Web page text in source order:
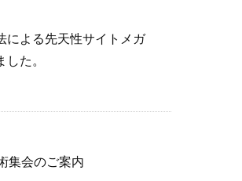
による先天性サイトメガ
た。
集会のご案内